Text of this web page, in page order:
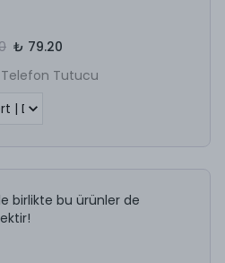
₺ 79.20
Tutucu
birlikte bu ürünler de